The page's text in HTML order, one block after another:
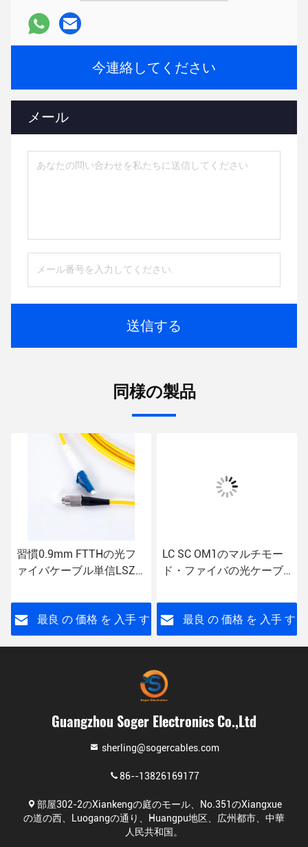
今連絡してください
メール
送信する
同様の製品
習慣0.9mm FTTHの光フ
ァイバケーブル単信LSZH
最良 の 価格 を 入手 す
LC SC OM1のマルチモー
ド・ファイバの光ケーブ
コードを二重にする
最良 の 価格 を 入手 す
Guangzhou Soger Electronics Co.,Ltd
sherling@sogercables.com
86--13826169177
部屋302-2のXiankengの庭のモール、No.351のXiangxue
の道の西、Luogangの通り、Huangpu地区、広州都市、中華
人民共和国。